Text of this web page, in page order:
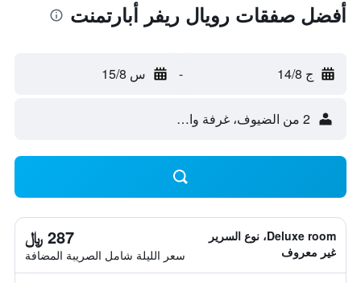
أفضل صفقات رويال ريفر أبارتمنت
ج 14/8 - س 15/8
2 من الضيوف، غرفة واحدة
Deluxe room، نوع السرير
غير معروف
287 ﷼
سعر الليلة شامل الصريبة المضافة